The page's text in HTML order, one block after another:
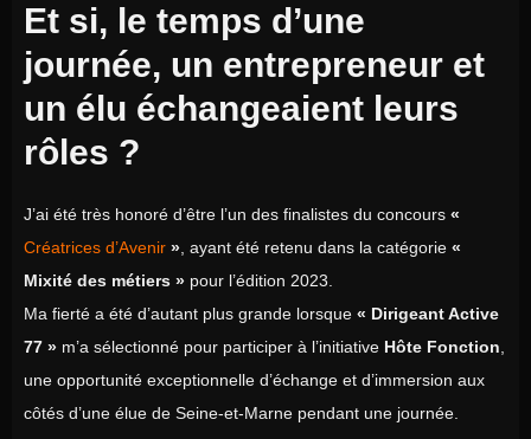
Et si, le temps d’une
journée, un entrepreneur et
un élu échangeaient leurs
rôles ?
J’ai été très honoré d’être l’un des finalistes du concours «
Créatrices d’Avenir » , ayant été retenu dans la catégorie «
Mixité des métiers » pour l’édition 2023.
Ma fierté a été d’autant plus grande lorsque « Dirigeant Active
77 » m’a sélectionné pour participer à l’initiative Hôte Fonction
une opportunité exceptionnelle d’échange et d’immersion aux
côtés d’une élue de Seine-et-Marne pendant une journée.